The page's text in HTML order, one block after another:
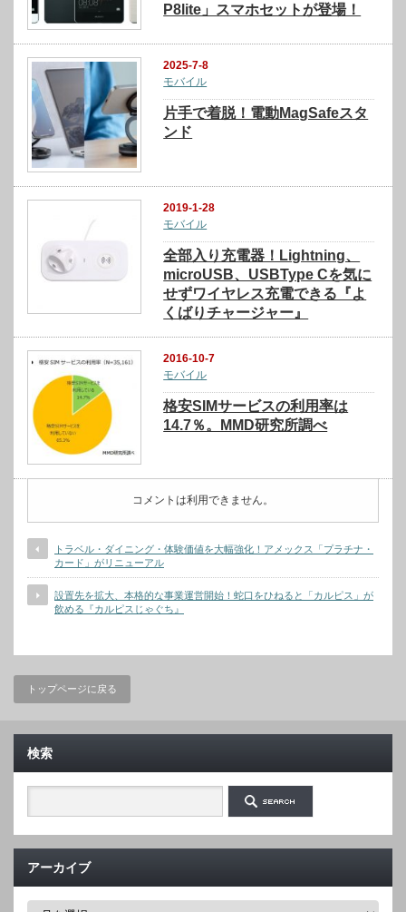
P8lite」スマホセットが登場！
2025-7-8
モバイル
片手で着脱！電動MagSafeスタ
ンド
2019-1-28
モバイル
全部入り充電器！Lightning、
microUSB、USBType Cを気に
せずワイヤレス充電できる『よ
くばりチャージャー』
2016-10-7
モバイル
格安SIMサービスの利用率は
14.7％。MMD研究所調べ
コメントは利用できません。
トラベル・ダイニング・体験価値を大幅強化！アメックス「プラチナ・
カード」がリニューアル
設置先を拡大、本格的な事業運営開始！蛇口をひねると「カルピス」が
飲める『カルピスじゃぐち』
トップページに戻る
検索
アーカイブ
ア